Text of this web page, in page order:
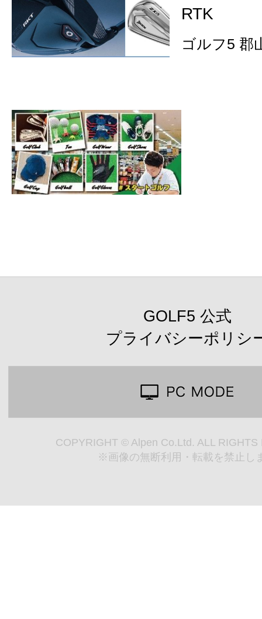
RTK
ゴルフ5 郡
GOLF5 公式
プライバシーポリシ
COPYRIGHT © Alpen Co.Ltd. ALL RIGHTS
※画像の無断利用・転載を禁止し